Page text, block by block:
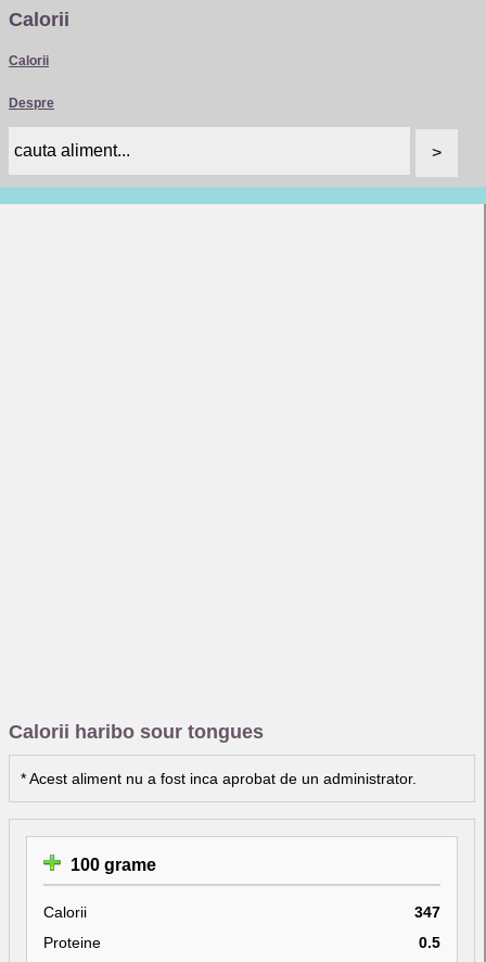
Calorii
Calorii
Despre
Calorii haribo sour tongues
* Acest aliment nu a fost inca aprobat de un administrator.
100 grame
Calorii
347
Proteine
0.5